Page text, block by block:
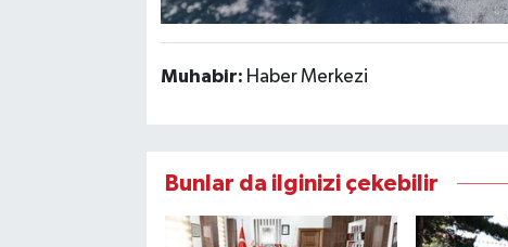
Muhabir: Haber Merkezi
Bunlar da ilginizi çekebilir